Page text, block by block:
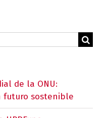
de la ONU:
futuro sostenible